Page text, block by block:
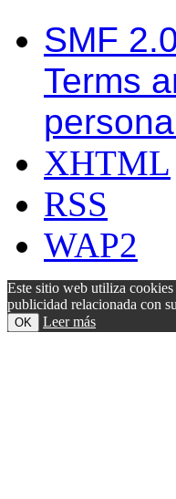
SMF
Terms
XHTML
RSS
WAP2
Este sitio web utiliza
publicidad relacionada con
OK Leer más